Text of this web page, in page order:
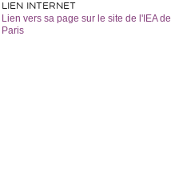
LIEN INTERNET
Lien vers sa page sur le site de l'IEA de
Paris